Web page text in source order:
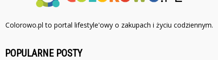
Colorowo.pl to portal lifestyle'owy o zakupach i życiu codziennym.
POPULARNE POSTY